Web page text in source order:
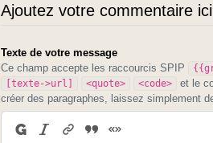
Ajoutez votre commentaire ici
Texte de votre message
Ce champ accepte les raccourcis SPIP
[texte->url]
<quote> <code> et le
créer des paragraphes, laissez simplement